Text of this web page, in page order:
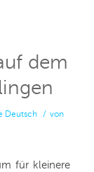
dem
Deutsch / von
für kleinere